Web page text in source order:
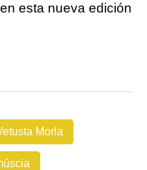
esta nueva edición
Morla